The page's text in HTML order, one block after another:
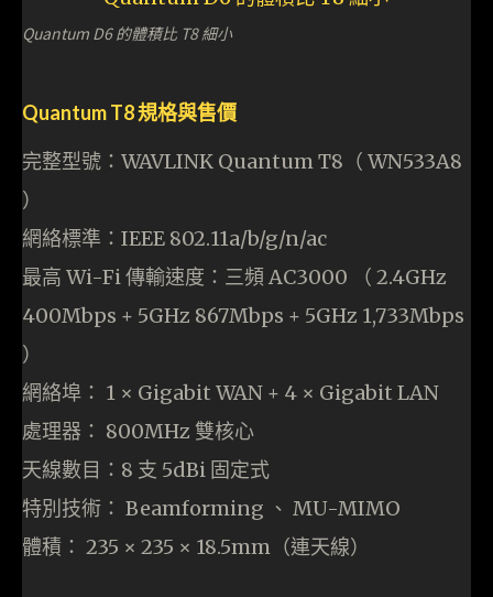
Quantum D6 的體積比 T8 細小
Quantum T8 規格與售價
完整型號：WAVLINK Quantum T8（ WN533A8
）
網絡標準：IEEE 802.11a/b/g/n/ac
最高 Wi-Fi 傳輸速度：三頻 AC3000 （ 2.4GHz
400Mbps + 5GHz 867Mbps + 5GHz 1,733Mbps
）
網絡埠： 1 × Gigabit WAN + 4 × Gigabit LAN
處理器： 800MHz 雙核心
天線數目：8 支 5dBi 固定式
特別技術： Beamforming 、 MU-MIMO
體積： 235 × 235 × 18.5mm（連天線）